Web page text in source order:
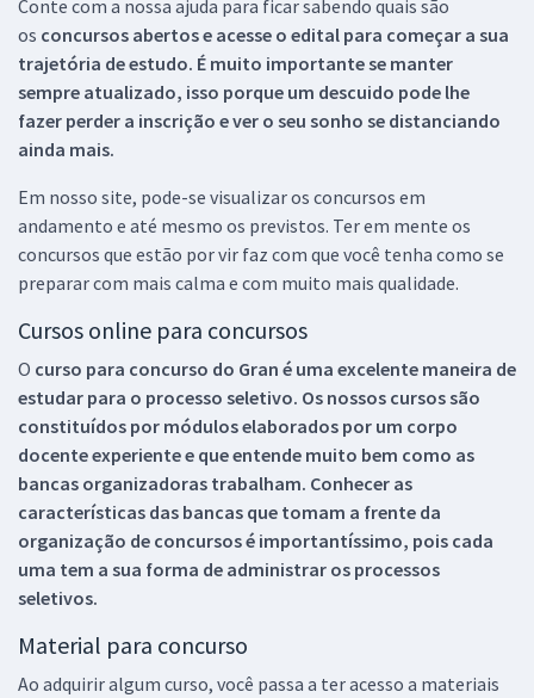
Conte com a nossa ajuda para ficar sabendo quais são
os concursos abertos e acesse o edital para começar a sua
trajetória de estudo. É muito importante se manter
sempre atualizado, isso porque um descuido pode lhe
fazer perder a inscrição e ver o seu sonho se distanciando
ainda mais.
Em nosso site, pode-se visualizar os concursos em
andamento e até mesmo os previstos. Ter em mente os
concursos que estão por vir faz com que você tenha como se
preparar com mais calma e com muito mais qualidade.
Cursos online para concursos
O curso para concurso do Gran é uma excelente maneira de
estudar para o processo seletivo. Os nossos cursos são
constituídos por módulos elaborados por um corpo
docente experiente e que entende muito bem como as
bancas organizadoras trabalham. Conhecer as
características das bancas que tomam a frente da
organização de concursos é importantíssimo, pois cada
uma tem a sua forma de administrar os processos
seletivos.
Material para concurso
Ao adquirir algum curso, você passa a ter acesso a materiais